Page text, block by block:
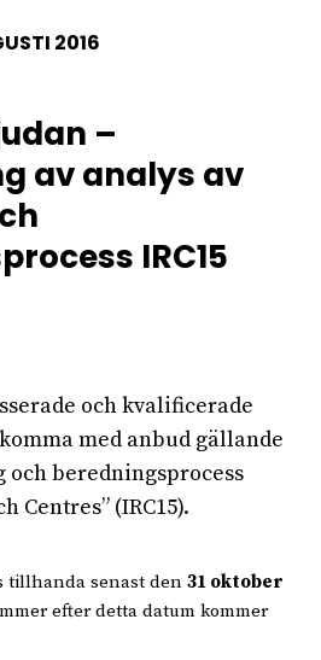
2016
–
av analys av
IRC15
och kvalificerade
med anbud gällande
och beredningsprocess
Centres” (IRC15).
tillhanda senast den 31 oktober
efter detta datum kommer